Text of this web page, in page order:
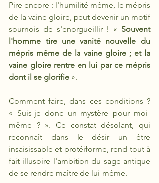
Pire encore : l'humilité même, le mépris
de la vaine gloire, peut devenir un motif
sournois de s'enorgueillir ! « Souvent
l'homme tire une vanité nouvelle du
mépris même de la vaine gloire ; et la
vaine gloire rentre en lui par ce mépris
dont il se glorifie ».
Comment faire, dans ces conditions ?
« Suis-je donc un mystère pour moi-
même ? ». Ce constat désolant, qui
reconnaît dans le désir un être
insaisissable et protéiforme, rend tout à
fait illusoire l'ambition du sage antique
de se rendre maître de lui-même.